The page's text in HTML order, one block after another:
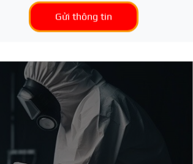
Gửi thông tin